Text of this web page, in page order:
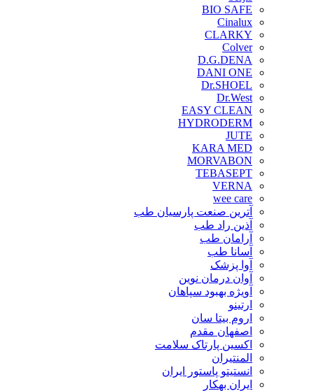
BIO SAFE
Cinalux
CLARKY
Colver
D.G.DENA
DANI ONE
Dr.SHOEL
Dr.West
EASY CLEAN
HYDRODERM
JUTE
KARA MED
MORVABON
TEBASEPT
VERNA
wee care
آترین صنعت پارسیان طب
آذین راد طب
آرامان طب
آسانا طب
آوا پزشک
آوان درمان نوین
آویژه بهبود سپاهان
ارتینو
اروم بیتا سان
اصفهان مقدم
اکسین پارتاک سلامت
المنتیران
انستیتو پاستور ایران
ایران بهکار